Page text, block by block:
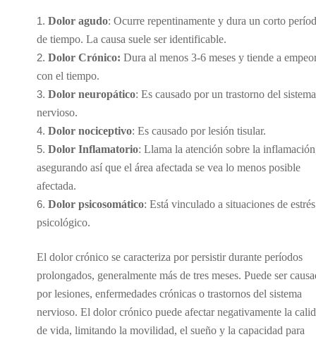
Dolor agudo: Ocurre repentinamente y dura un corto
de tiempo. La causa suele ser identificable.
Dolor Crónico: Dura al menos 3-6 meses y tiende a
con el tiempo.
Dolor neuropático: Es causado por un trastorno del sistema
nervioso.
Dolor nociceptivo: Es causado por lesión tisular.
Dolor Inflamatorio: Llama la atención sobre la
asegurando así que el área afectada se vea lo menos posible
afectada.
Dolor psicosomático: Está vinculado a situaciones de estrés
psicológico.
El dolor crónico se caracteriza por persistir durante períodos
prolongados, generalmente más de tres meses. Puede ser
por lesiones, enfermedades crónicas o trastornos del sistema
nervioso. El dolor crónico puede afectar negativamente la
de vida, limitando la movilidad, el sueño y la capacidad para